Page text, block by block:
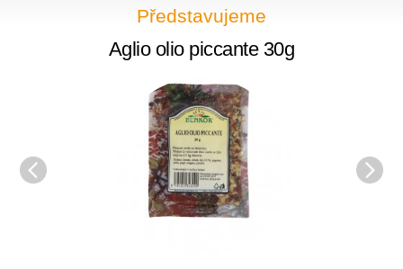
Představujeme
Aglio olio piccante 30g